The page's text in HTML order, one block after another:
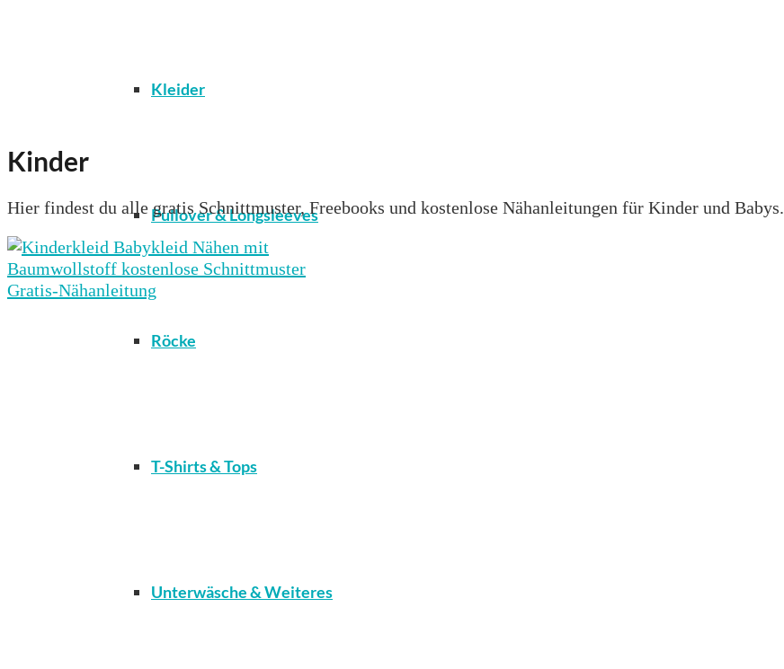
Kleider
Pullover & Longsleeves
Röcke
T-Shirts & Tops
Unterwäsche & Weiteres
Kinder
Hier findest du alle gratis Schnittmuster, Freebooks und kostenlose Nähanleitungen für Kinder und Babys.